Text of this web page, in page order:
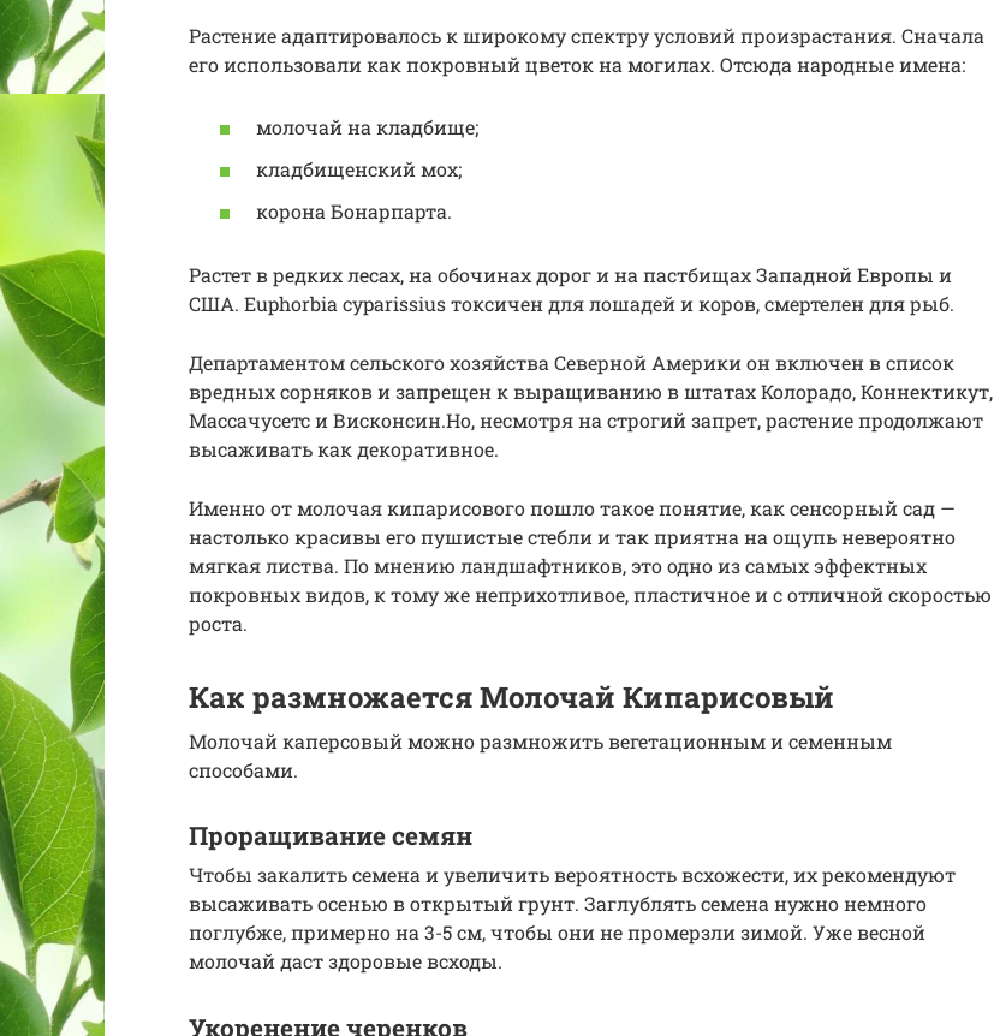
Растение адаптировалось к широкому спектру условий произрастания. Сначала
его использовали как покровный цветок на могилах. Отсюда народные имена:
молочай на кладбище;
кладбищенский мох;
корона Бонарпарта.
Растет в редких лесах, на обочинах дорог и на пастбищах Западной Европы и
США. Euphorbia cyparissius токсичен для лошадей и коров, смертелен для рыб.
Департаментом сельского хозяйства Северной Америки он включен в список
вредных сорняков и запрещен к выращиванию в штатах Колорадо, Коннектикут,
Массачусетс и Висконсин.Но, несмотря на строгий запрет, растение продолжают
высаживать как декоративное.
Именно от молочая кипарисового пошло такое понятие, как сенсорный сад —
настолько красивы его пушистые стебли и так приятна на ощупь невероятно
мягкая листва. По мнению ландшафтников, это одно из самых эффектных
покровных видов, к тому же неприхотливое, пластичное и с отличной скоростью
роста.
Как размножается Молочай Кипарисовый
Молочай каперсовый можно размножить вегетационным и семенным
способами.
Проращивание семян
Чтобы закалить семена и увеличить вероятность всхожести, их рекомендуют
высаживать осенью в открытый грунт. Заглублять семена нужно немного
поглубже, примерно на 3-5 см, чтобы они не промерзли зимой. Уже весной
молочай даст здоровые всходы.
Укоренение черенков